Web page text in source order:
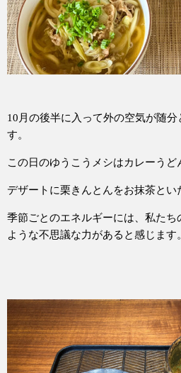
10月の後半に入って外の空気が随
す。
この日のゆうこうメシはカレーうど
デザートに栗きんとんをお抹茶とい
季節ごとのエネルギーには、私た
ような不思議な力があると感じます。